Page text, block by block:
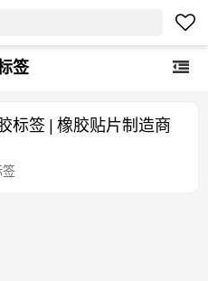
签
标签 | 橡胶贴片制造商